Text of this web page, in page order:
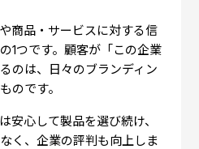
商品・サービスに対する信
1つです。顧客が「この企業
のは、日々のブランディン
のです。
安心して製品を選び続け、
く、企業の評判も向上しま